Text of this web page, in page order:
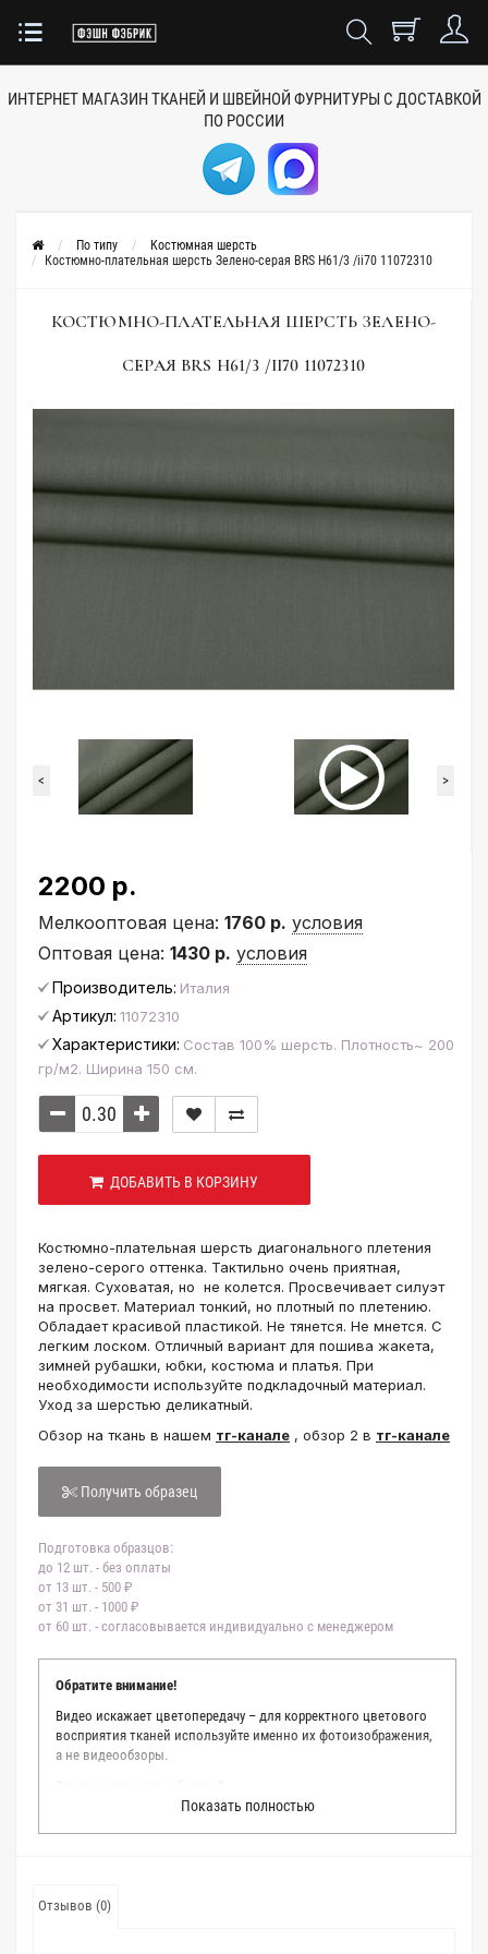
ИНТЕРНЕТ МАГАЗИН ТКАНЕЙ И ШВЕЙНОЙ ФУРНИТУРЫ С ДОСТАВКОЙ
ПО РОССИИ
По типу
Костюмная шерсть
Костюмно-плательная шерсть Зелено-серая BRS H61/3 /ii70 11072310
КОСТЮМНО-ПЛАТЕЛЬНАЯ ШЕРСТЬ ЗЕЛЕНО-
СЕРАЯ BRS H61/3 /II70 11072310
< >
2200 р.
Мелкооптовая цена: 1760 р. условия
Оптовая цена: 1430 р. условия
Производитель: Италия
Артикул: 11072310
Характеристики: Состав 100% шерсть. Плотность~ 200
гр/м2. Ширина 150 см.
ДОБАВИТЬ В КОРЗИНУ
Костюмно-плательная шерсть диагонального плетения
зелено-серого оттенка. Тактильно очень приятная,
мягкая. Суховатая, но не колется. Просвечивает силуэт
на просвет. Материал тонкий, но плотный по плетению.
Обладает красивой пластикой. Не тянется. Не мнется. С
легким лоском. Отличный вариант для пошива жакета,
зимней рубашки, юбки, костюма и платья. При
необходимости используйте подкладочный материал.
Уход за шерстью деликатный.
Обзор на ткань в нашем тг-канале , обзор 2 в тг-канале
Получить образец
Подготовка образцов:
до 12 шт. - без оплаты
от 13 шт. - 500 ₽
от 31 шт. - 1000 ₽
от 60 шт. - согласовывается индивидуально с менеджером
Обратите внимание!
Видео искажает цветопередачу – для корректного цветового
восприятия тканей используйте именно их фотоизображения,
а не видеообзоры.
Мы делаем все возможное, чтобы точно описать цвет каждой
ткани из нашего каталога. Мы осматриваем и фотографируем
точное соответствие цветов из-за одного простого факта:
Показать полностью
Отзывов (0)